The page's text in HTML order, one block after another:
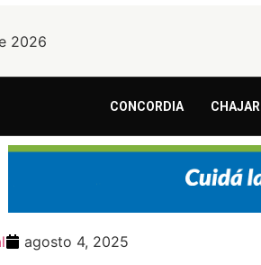
2026
CONCORDIA CHAJARI
agosto 4, 2025